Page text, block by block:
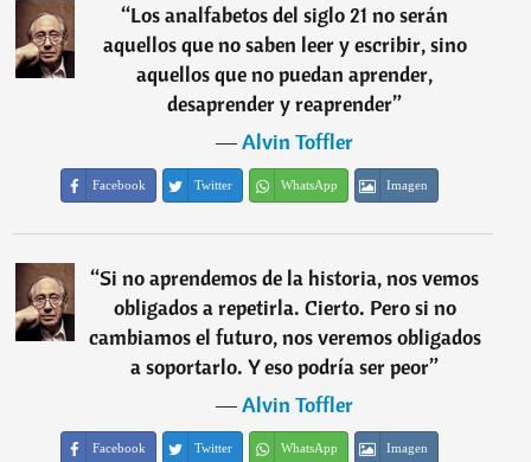
“Los analfabetos del siglo 21 no serán
aquellos que no saben leer y escribir, sino
aquellos que no puedan aprender,
desaprender y reaprender”
―Alvin Toffler
Facebook Twitter WhatsApp Imagen
“Si no aprendemos de la historia, nos vemos
obligados a repetirla. Cierto. Pero si no
cambiamos el futuro, nos veremos obligados
a soportarlo. Y eso podría ser peor”
―Alvin Toffler
Facebook Twitter WhatsApp Imagen